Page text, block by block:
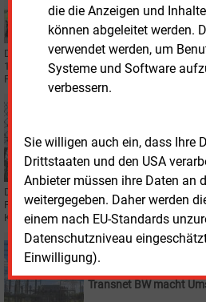
die die Anzeigen und
können abgeleitet werden.
verwendet werden, um
Systeme und Software
verbessern.
Sie willigen auch ein, dass Ihre
Drittstaaten und den USA
Anbieter müssen ihre Daten an
weitergegeben. Daher werden
einem nach EU-Standards
Datenschutzniveau
Einwilligung).
Milliardenaufträge fürs
Leitungen
Der Übertragungsnetzbetreiber Amprion hat
1.300 Kilometer Erdkabel-Trasse vergeben.
Projekte Korridor B und Rhein-Main-Link.
Ultranet kann
Das Bundesverwaltungsgericht hat erstmals
Planfeststellungsbeschluss der
Klagen abgewiesen. Es geht um die
STROMNETZ
Transnet BW macht